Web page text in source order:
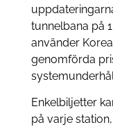
tunnelbana på
använder
genomförda
Enkelbiljetter
på varje